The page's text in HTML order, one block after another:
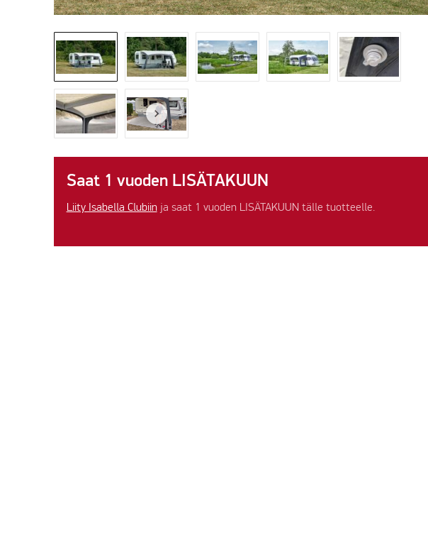
Saat 1 vuoden LISÄTAKUUN
Liity Isabella Clubiinja saat 1 vuoden LISÄTAKUUN tälle tuotteelle.